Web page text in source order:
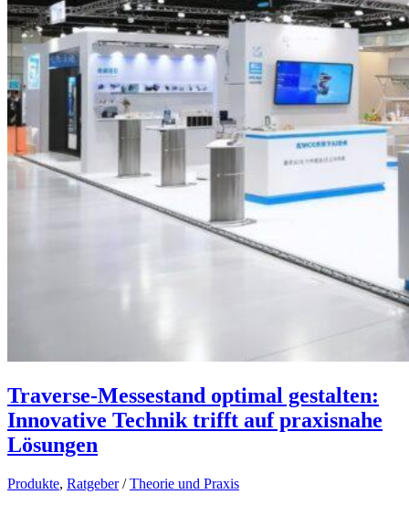
Traverse-Messestand optimal gestalten:
Innovative Technik trifft auf praxisnahe
Lösungen
Produkte, Ratgeber/Theorie und Praxis